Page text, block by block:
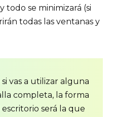
todo se minimizará (si
todas las ventanas y
vas a utilizar alguna
completa, la forma
será la que